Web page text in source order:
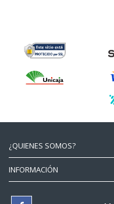
¿QUIENES SOMOS?
INFORMACIÓN